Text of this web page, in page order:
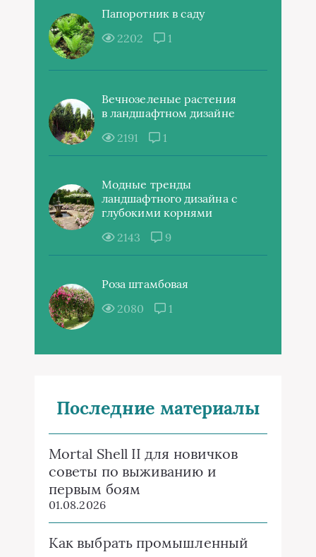
Папоротник в саду
2202
1
Вечнозеленые растения
в ландшафтном дизайне
2191
1
Модные тренды
ландшафтного дизайна с
глубокими корнями
2143
9
Роза штамбовая
2080
1
Последние материалы
Mortal Shell II для новичков
советы по выживанию и
первым боям
01.08.2026
Как выбрать промышленный